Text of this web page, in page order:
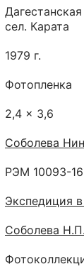
сел. Карата
1979 г.
Фотопленка
2,4 x 3,6
Соболева
РЭМ 10093-16
Экспедиция
Соболева Н.П.